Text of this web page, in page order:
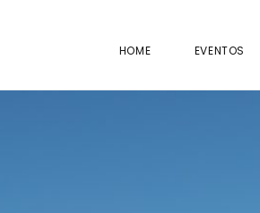
HOME EVENTOS